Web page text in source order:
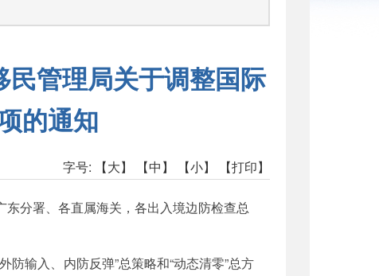
管理局关于调整国际
的通知
字号: 【大】 【中】 【小】 【打印】
分署、各直属海关，各出入境边防检查总
输入、内防反弹”总策略和“动态清零”总方